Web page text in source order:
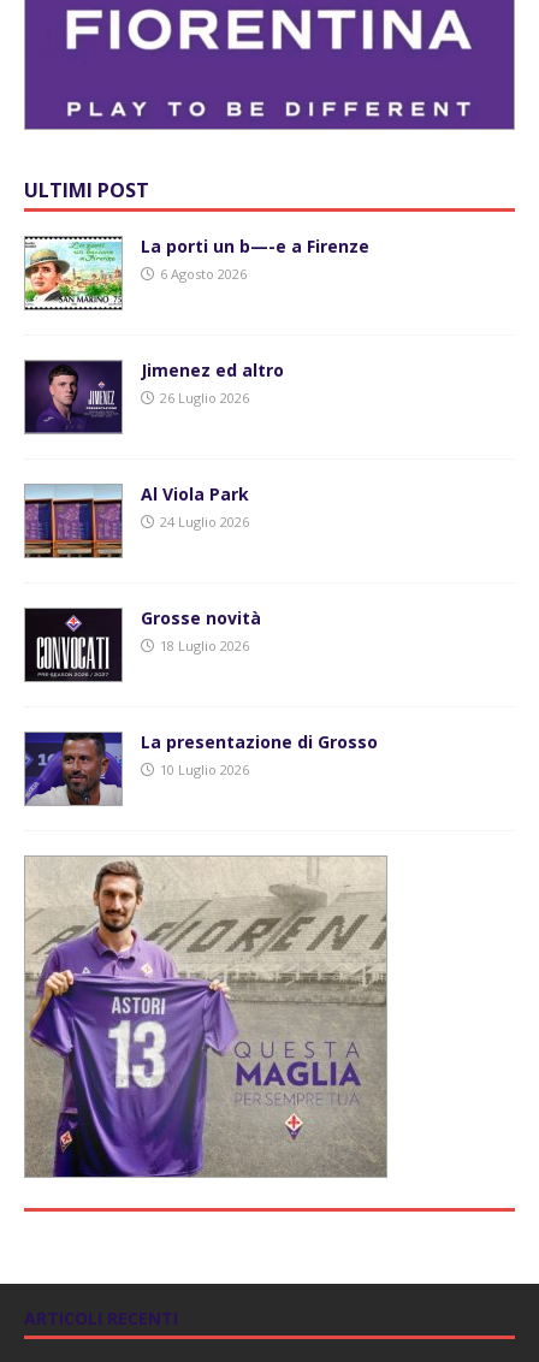
ULTIMI POST
La porti un b—-e a Firenze
6 Agosto 2026
Jimenez ed altro
26 Luglio 2026
Al Viola Park
24 Luglio 2026
Grosse novità
18 Luglio 2026
La presentazione di Grosso
10 Luglio 2026
ARTICOLI RECENTI